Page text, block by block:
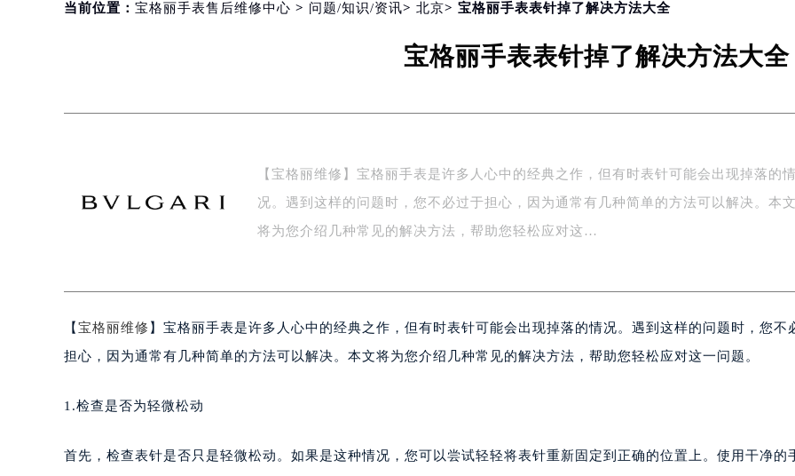
当前位置： 宝格丽手表售后维修中心 > 问题/知识/资讯> 北京> 宝格丽手表表针掉了解决方法大全
宝格丽手表表针掉了解决方法大全
【宝格丽维修】宝格丽手表是许多人心中的经典之作，但有时表针可能会出现掉落的
况。遇到这样的问题时，您不必过于担心，因为通常有几种简单的方法可以解决。本
将为您介绍几种常见的解决方法，帮助您轻松应对这…
【 宝格丽维修 】宝格丽手表是许多人心中的经典之作，但有时表针可能会出现掉落的情况。遇到这样的问题时，您不
担心，因为通常有几种简单的方法可以解决。本文将为您介绍几种常见的解决方法，帮助您轻松应对这一问题。
1.检查是否为轻微松动
首先，检查表针是否只是轻微松动。如果是这种情况，您可以尝试轻轻将表针重新固定到正确的位置上。使用干净的